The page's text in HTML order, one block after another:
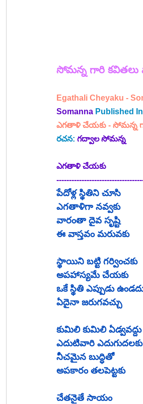
సోమన్న గారి కవితలు
Egathali Cheyaku -
Somanna Published In
ఎగతాళి చేయకు - సోమన్న
రచన: గద్వాల సోమన్న
ఎగతాళి చేయకు
పేదోళ్ల స్థితిని చూసి
ఎగతాళిగా నవ్వకు
వారంతా దైవ సృష్టి
ఈ వాస్తవం మరువకు
స్థాయిని బట్టి గర్వించకు
అపహాస్యమే చేయకు
ఒకే స్థితి ఎప్పుడు
ఏదైనా జరుగవచ్చు
కుమిలి కుమిలి ఏడ్వవద్దు
ఎదుటివారి ఎదుగుదలకు
నీచమైన బుద్ధితో
అపకారం తలపెట్టకు
చేతనైతే సాయం